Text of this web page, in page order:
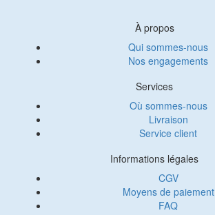
À propos
Qui sommes-nous
Nos engagements
Services
Où sommes-nous
Livraison
Service client
Informations légales
CGV
Moyens de paiement
FAQ